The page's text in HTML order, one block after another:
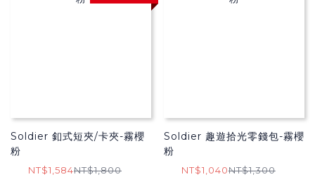
Soldier 釦式短夾/卡夾-霧櫻
粉
NT$1,584NT$1,800
Soldier 趣遊拾光零錢包-霧櫻
粉
NT$1,040NT$1,300